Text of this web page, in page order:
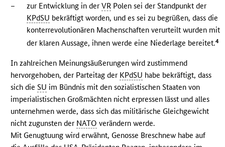
–
zur Entwicklung in derVR Polen sei der Standpunkt der
KPdSU bekräftigt worden, und es sei zu begrüßen, dass die
konterrevolutionären Machenschaften verurteilt wurden mit
der klaren Aussage, ihnen werde eine Niederlage bereitet.4
In zahlreichen Meinungsäußerungen wird zustimmend
hervorgehoben, der Parteitag der KPdSU habe bekräftigt, dass
sich dieSU im Bündnis mit den sozialistischen Staaten von
imperialistischen Großmächten nicht erpressen lässt und alles
unternehmen werde, dass sich das militärische Gleichgewicht
nicht zugunsten der NATO verändern werde.
Mit Genugtuung wird erwähnt, Genosse Breschnew habe auf